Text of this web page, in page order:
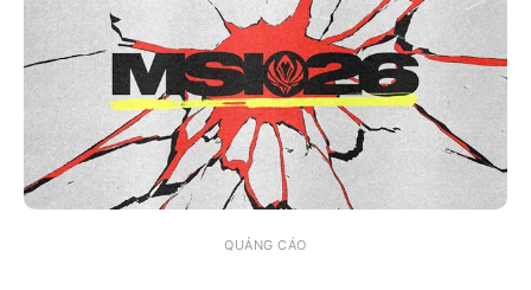
QUẢNG CÁO